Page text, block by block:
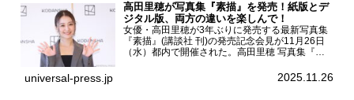
高田里穂が写真集『素描』を発売！紙版とデ
ジタル版、両方の違いを楽しんで！
女優・高田里穂が3年ぶりに発売する最新写真集
『素描』(講談社 刊)の発売記念会見が11月26日
（水）都内で開催された。高田里穂 写真集『素
あなたです』(読売テレビ)に出演するなど女優と
universal-press.jp 2025.11.26